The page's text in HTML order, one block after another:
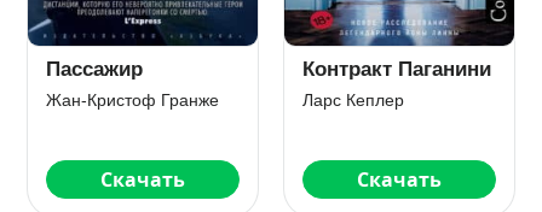
Пассажир
Жан-Кристоф Гранже
Скачать
Контракт Паганини
Ларс Кеплер
Скачать